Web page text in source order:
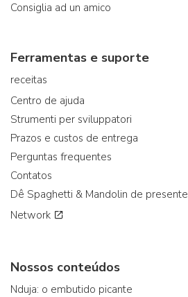
Consiglia ad un amico
Ferramentas e suporte
receitas
Centro de ajuda
Strumenti per sviluppatori
Prazos e custos de entrega
Perguntas frequentes
Contatos
Dê Spaghetti & Mandolin de presente
Network
Nossos conteúdos
Nduja: o embutido picante